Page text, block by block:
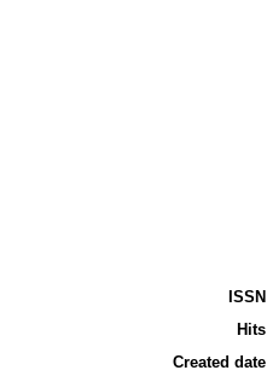
ISSN
Hits
Created date